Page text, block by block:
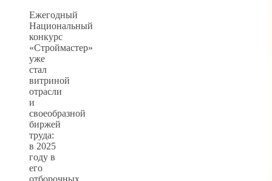
Ежегодный
Национальный
конкурс
«Строймастер»
уже
стал
витриной
отрасли
и
своеобразной
биржей
труда:
в 2025
году в
его
отборочных